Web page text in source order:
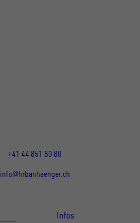
+41 44 851 80 80
info@hrbanhaenger.ch
Infos